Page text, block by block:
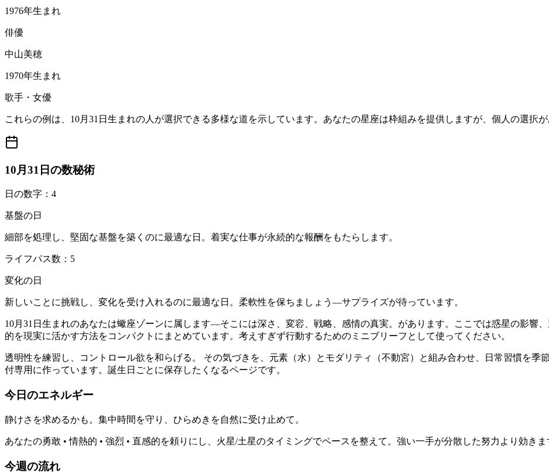
1976年生まれ
俳優
中山美穂
1970年生まれ
歌手・女優
これらの例は、10月31日生まれの人が選択できる多様な道を示しています。あなたの星座は枠組みを提供しますが、個人の選択
10月31日の数秘術
日の数字：4
基盤の日
細部を処理し、堅固な基盤を築くのに最適な日。着実な仕事が永続的な報酬をもたらします。
ライフパス数：5
変化の日
新しいことに挑戦し、変化を受け入れるのに最適な日。柔軟性を保ちましょう—サプライズが待っています。
10月31日生まれのあなたは蠍座ゾーンに属します—そこには深さ、変容、戦略、感情の真実。があります。ここでは惑星の影響
的を現実に活かす方法をコンパクトにまとめています。考えすぎず行動するためのミニブリーフとして使ってください。
透明性を練習し、コントロール欲を和らげる。 その気づきを、元素（水）とモダリティ（不動宮）と組み合わせ、日常習慣を季
付専用に作っています。誕生日ごとに保存したくなるページです。
今日のエネルギー
静けさを求めるかも。集中時間を守り、ひらめきを自然に受け止めて。
あなたの勇敢 • 情熱的 • 強烈 • 直感的を頼りにし、火星/土星のタイミングでペースを整えて。強い一手が分散した努力より効き
今週の流れ